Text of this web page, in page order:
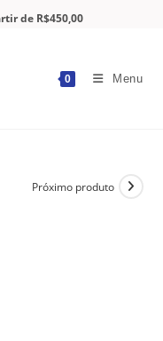
de R$450,00
0 Menu
Próximo produto